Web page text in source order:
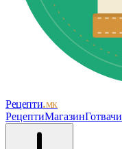
Рецепти.мк
РецептиМагазинГотвачи